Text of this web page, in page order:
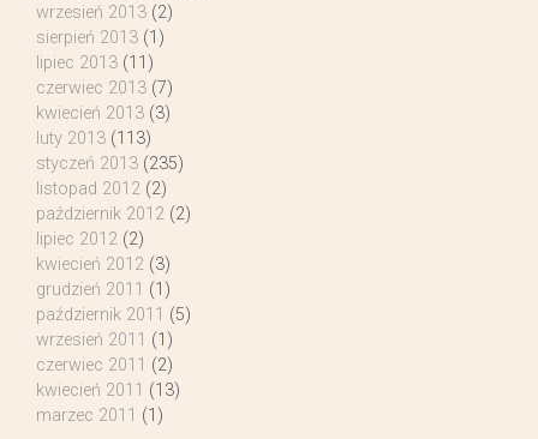
wrzesień 2013 (2)
sierpień 2013 (1)
lipiec 2013 (11)
czerwiec 2013 (7)
kwiecień 2013 (3)
luty 2013 (113)
styczeń 2013 (235)
listopad 2012 (2)
październik 2012 (2)
lipiec 2012 (2)
kwiecień 2012 (3)
grudzień 2011 (1)
październik 2011 (5)
wrzesień 2011 (1)
czerwiec 2011 (2)
kwiecień 2011 (13)
marzec 2011 (1)